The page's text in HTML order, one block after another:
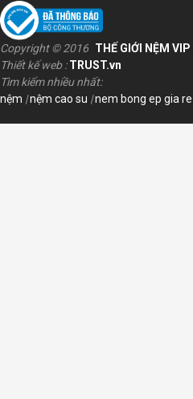
Copyright © 2016 THẾ GIỚI NỆM VIP
Thiết kế web : TRUST.vn
Tìm kiếm nhiều nhất:
nệm |nệm cao su |nem bong ep gia re